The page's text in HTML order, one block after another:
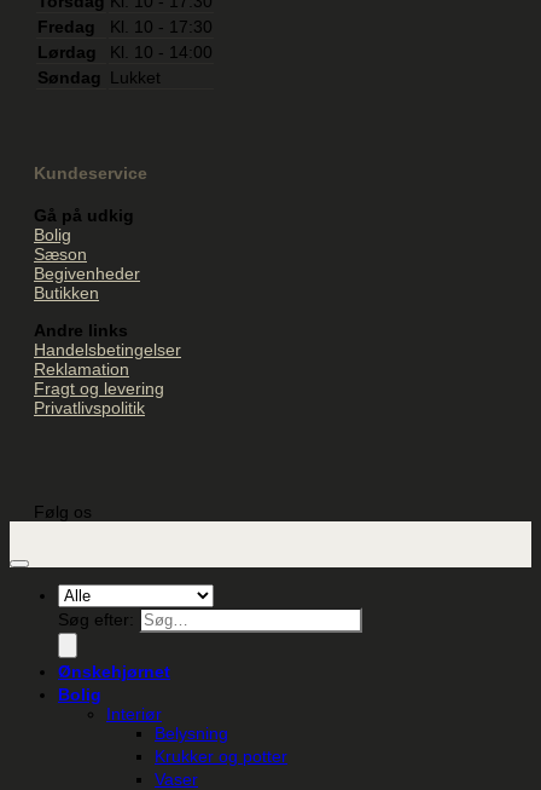
Fredag
Kl. 10 - 17:30
Lørdag
Kl. 10 - 14:00
Søndag
Lukket
Kundeservice
Gå på udkig
Bolig
Sæson
Begivenheder
Butikken
Andre links
Handelsbetingelser
Reklamation
Fragt og levering
Privatlivspolitik
Følg os
Søg efter:
Ønskehjørnet
Bolig
Interiør
Belysning
Krukker og potter
Vaser